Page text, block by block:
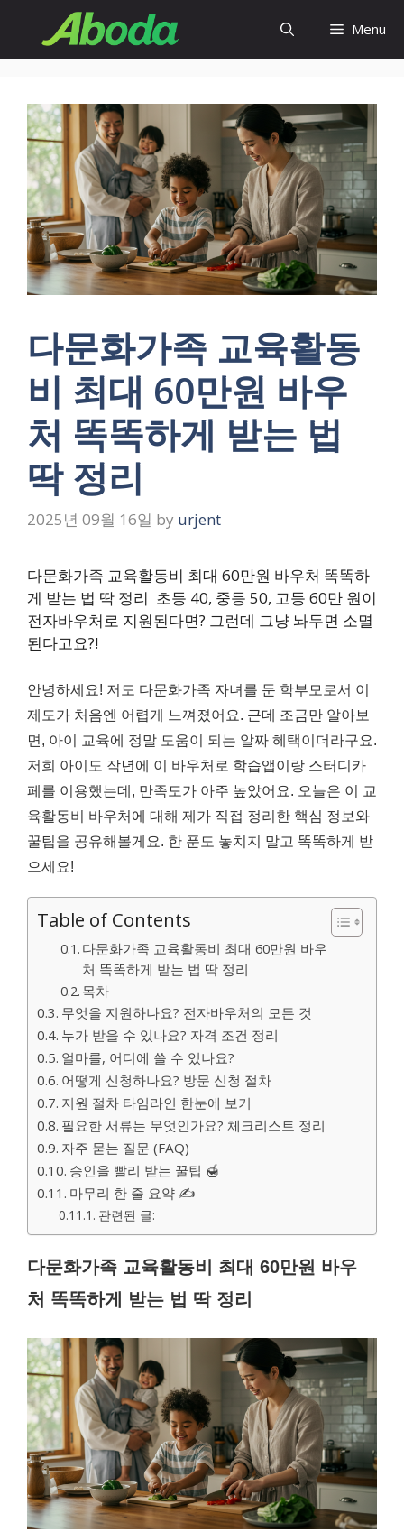
content
Menu
다문화가족 교육활동
비 최대 60만원 바우
처 똑똑하게 받는 법
딱 정리
2025년 09월 16일 by urjent
다문화가족 교육활동비 최대 60만원 바우처 똑똑하
게 받는 법 딱 정리 초등 40, 중등 50, 고등 60만 원이
전자바우처로 지원된다면? 그런데 그냥 놔두면 소멸
된다고요?!
안녕하세요! 저도 다문화가족 자녀를 둔 학부모로서 이
제도가 처음엔 어렵게 느껴졌어요. 근데 조금만 알아보
면, 아이 교육에 정말 도움이 되는 알짜 혜택이더라구요.
저희 아이도 작년에 이 바우처로 학습앱이랑 스터디카
페를 이용했는데, 만족도가 아주 높았어요. 오늘은 이 교
육활동비 바우처에 대해 제가 직접 정리한 핵심 정보와
꿀팁을 공유해볼게요. 한 푼도 놓치지 말고 똑똑하게 받
으세요!
Table of Contents
다문화가족 교육활동비 최대 60만원 바우
처 똑똑하게 받는 법 딱 정리
목차
무엇을 지원하나요? 전자바우처의 모든 것
누가 받을 수 있나요? 자격 조건 정리
얼마를, 어디에 쓸 수 있나요?
어떻게 신청하나요? 방문 신청 절차
지원 절차 타임라인 한눈에 보기
필요한 서류는 무엇인가요? 체크리스트 정리
자주 묻는 질문 (FAQ)
승인을 빨리 받는 꿀팁 🍯
마무리 한 줄 요약 ✍️
관련된 글:
다문화가족 교육활동비 최대 60만원 바우
처 똑똑하게 받는 법 딱 정리